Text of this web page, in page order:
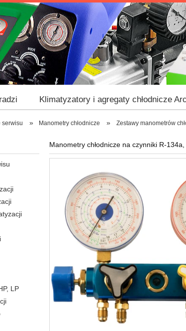
Klimatyzatory i agregaty chłodnicze
serwisu » Manometry chłodnicze » Zestawy manometrów
LP
Manometry chłodnicze na czynniki R-